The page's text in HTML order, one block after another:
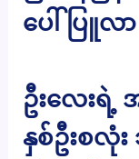
ပေါ်ပြူလ
ဦးလေးရဲ့
နှစ်ဦးစလုံ